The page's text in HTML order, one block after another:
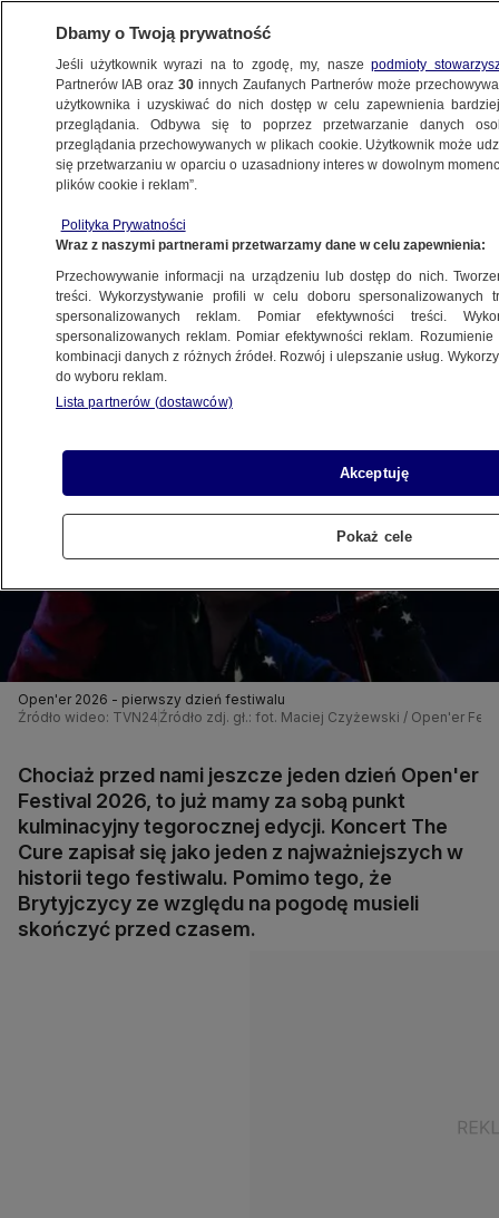
KULTURA I STYL
4.07.2026, 10:04
Posłuchaj artykułu
Czyta lektor AI
Open'er 2026 - pierwszy dzień festiwalu
Źródło wideo: TVN24 Źródło zdj. gł.: fot. Maciej Czyżewski / Open'er
Chociaż przed nami jeszcze jeden dzień Open'er
Festival 2026, to już mamy za sobą punkt
kulminacyjny tegorocznej edycji. Koncert The
Cure zapisał się jako jeden z najważniejszych w
historii tego festiwalu. Pomimo tego, że
Brytyjczycy ze względu na pogodę musieli
skończyć przed czasem.
Dbamy o Twoją prywatność
Jeśli użytkownik wyrazi na to zgodę, my, naszepodmioty
Partnerów IAB oraz30 innych Zaufanych Partnerów może
użytkownika i uzyskiwać do nich dostęp w celu zapewnienia
przeglądania. Odbywa się to poprzez przetwarzanie danych
przeglądania przechowywanych w plikach cookie. Użytkownik może
się przetwarzaniu w oparciu o uzasadniony interes w dowolnym
plików cookie i reklam”.
Polityka Prywatności
Wraz z naszymi partnerami przetwarzamy dane w celu zapewnienia:
Przechowywanie informacji na urządzeniu lub dostęp do nich.
treści. Wykorzystywanie profili w celu doboru spersonalizowanych
spersonalizowanych reklam. Pomiar efektywności treści.
spersonalizowanych reklam. Pomiar efektywności reklam.
kombinacji danych z różnych źródeł. Rozwój i ulepszanie usług.
do wyboru reklam.
Lista partnerów (dostawców)
Akceptuję
Pokaż cele